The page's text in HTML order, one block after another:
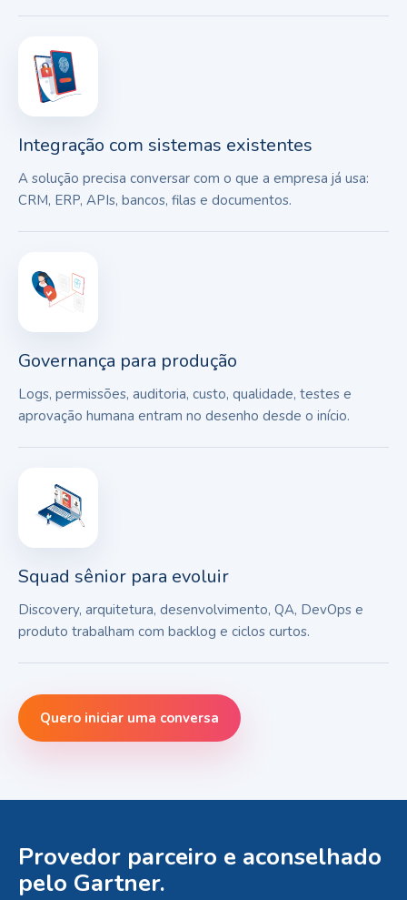
Integração com sistemas existentes
A solução precisa conversar com o que a empresa já usa:
CRM, ERP, APIs, bancos, filas e documentos.
Governança para produção
Logs, permissões, auditoria, custo, qualidade, testes e
aprovação humana entram no desenho desde o início.
Squad sênior para evoluir
Discovery, arquitetura, desenvolvimento, QA, DevOps e
produto trabalham com backlog e ciclos curtos.
Quero iniciar uma conversa
Provedor parceiro e aconselhado
pelo Gartner.